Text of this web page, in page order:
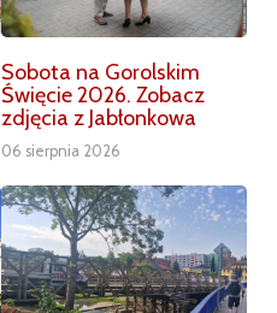
Sobota na Gorolskim
Święcie 2026. Zobacz
zdjęcia z Jabłonkowa
06 sierpnia 2026